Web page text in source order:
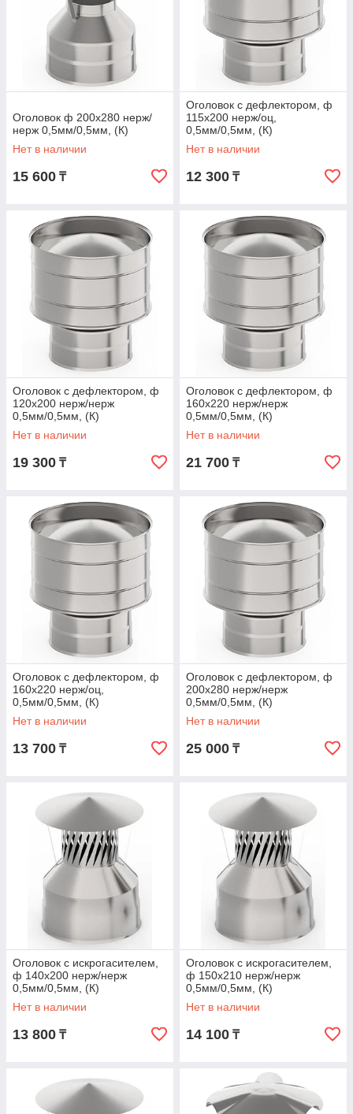
Оголовок ф 200х280 нерж/
нерж 0,5мм/0,5мм, (К)
Нет в наличии
15 600 ₸
Оголовок с дефлектором, ф
115х200 нерж/оц,
0,5мм/0,5мм, (К)
Нет в наличии
12 300 ₸
Оголовок с дефлектором, ф
120х200 нерж/нерж
0,5мм/0,5мм, (К)
Нет в наличии
19 300 ₸
Оголовок с дефлектором, ф
160х220 нерж/нерж
0,5мм/0,5мм, (К)
Нет в наличии
21 700 ₸
Оголовок с дефлектором, ф
160х220 нерж/оц,
0,5мм/0,5мм, (К)
Нет в наличии
13 700 ₸
Оголовок с дефлектором, ф
200х280 нерж/нерж
0,5мм/0,5мм, (К)
Нет в наличии
25 000 ₸
Оголовок с искрогасителем,
ф 140х200 нерж/нерж
0,5мм/0,5мм, (К)
Нет в наличии
13 800 ₸
Оголовок с искрогасителем,
ф 150х210 нерж/нерж
0,5мм/0,5мм, (К)
Нет в наличии
14 100 ₸